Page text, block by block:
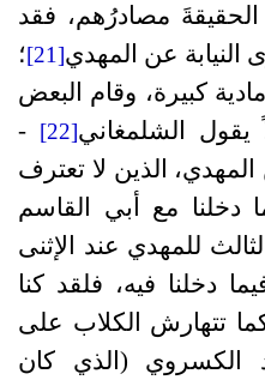
مصادرُهم، فقد
عن المهدي[21]
؛
كبيرة، وقام البعض
يقول الشلمغاني[22]
-
الذين لا تعترف
دخلنا مع أبي القاسم
للمهدي عند الإثنى
دخلنا فيه، فلقد كنا
تتهارش الكلاب على
الكسروي (الذي كان